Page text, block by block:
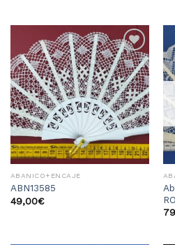
Añadir
a la
lista
de
deseos
ABANICO+ENCAJE
ABN13585
49,00€